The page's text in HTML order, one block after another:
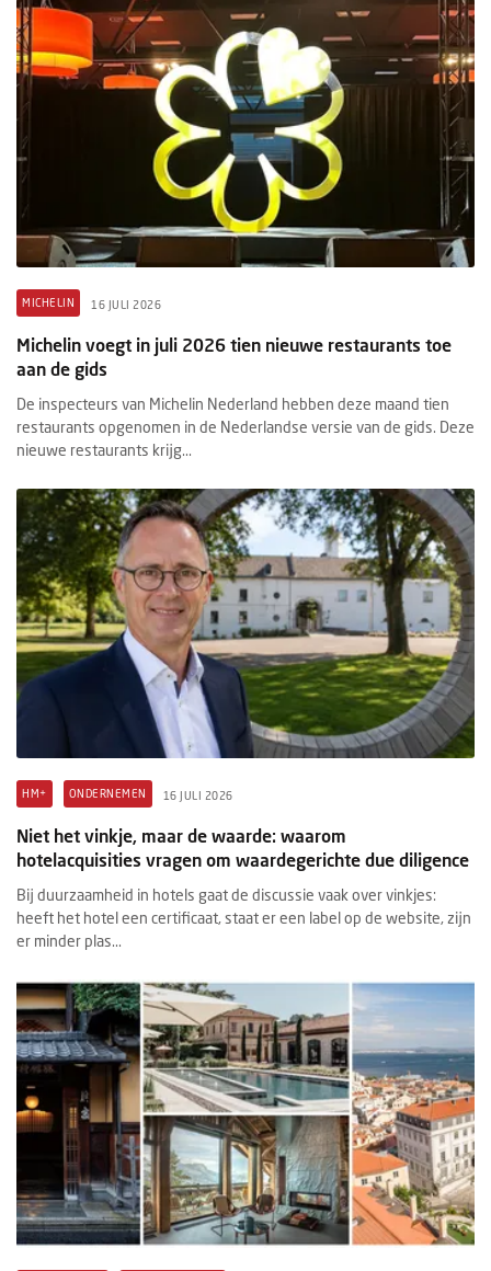
MICHELIN 16 JULI 2026
Michelin voegt in juli 2026 tien nieuwe restaurants toe
aan de gids
De inspecteurs van Michelin Nederland hebben deze maand tien
restaurants opgenomen in de Nederlandse versie van de gids. Deze
nieuwe restaurants krijg...
HM+ ONDERNEMEN 16 JULI 2026
Niet het vinkje, maar de waarde: waarom
hotelacquisities vragen om waardegerichte due diligence
Bij duurzaamheid in hotels gaat de discussie vaak over vinkjes:
heeft het hotel een certificaat, staat er een label op de website, zijn
er minder plas...